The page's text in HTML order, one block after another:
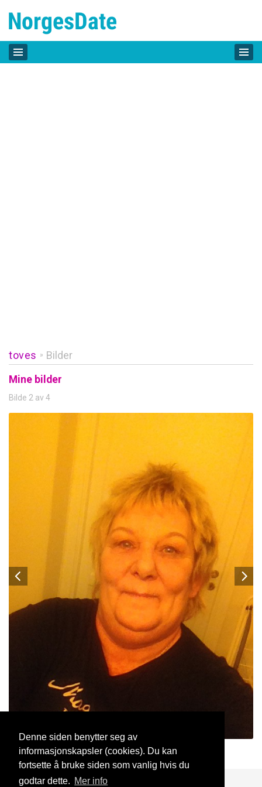
Denne siden benytter seg av
informasjonskapsler (cookies). Du kan
fortsette å bruke siden som vanlig hvis du
godtar dette. Mer info
toves » Bilder
Mine bilder
Bilde 2 av 4
toves 15 Jun, 2019
Blogg Support Kontakt oss